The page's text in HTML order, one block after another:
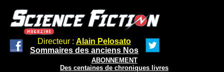
Directeur : Alain Pelosato
Sommaires des anciens Nos
ABONNEMENT
Des centaines de chroniques livres